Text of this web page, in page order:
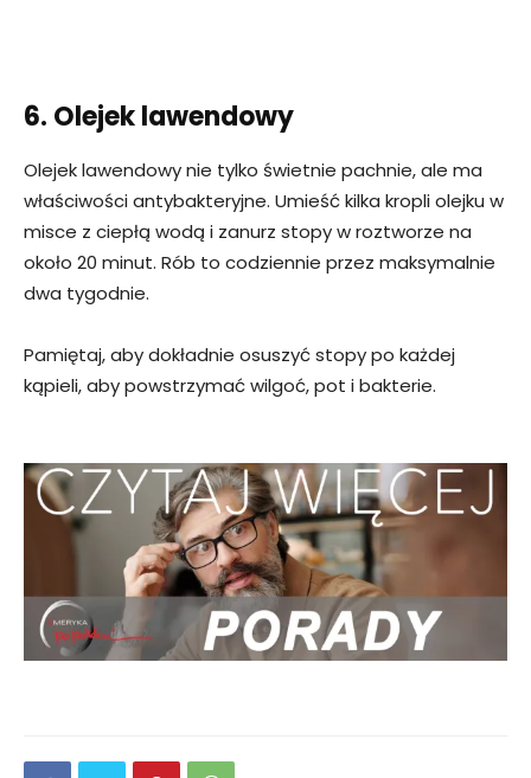
6. Olejek lawendowy
Olejek lawendowy nie tylko świetnie pachnie, ale ma
właściwości antybakteryjne. Umieść kilka kropli olejku w
misce z ciepłą wodą i zanurz stopy w roztworze na
około 20 minut. Rób to codziennie przez maksymalnie
dwa tygodnie.
Pamiętaj, aby dokładnie osuszyć stopy po każdej
kąpieli, aby powstrzymać wilgoć, pot i bakterie.